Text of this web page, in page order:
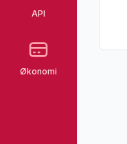
API
Økonomi